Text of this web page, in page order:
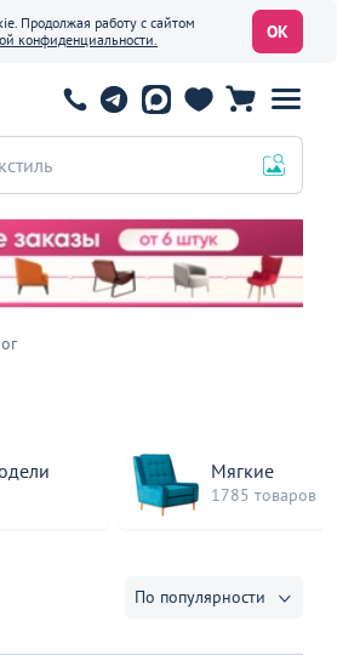
Продолжая работу с сайтом
конфиденциальности. ОК
Мягкие
1785 товаров
По популярности